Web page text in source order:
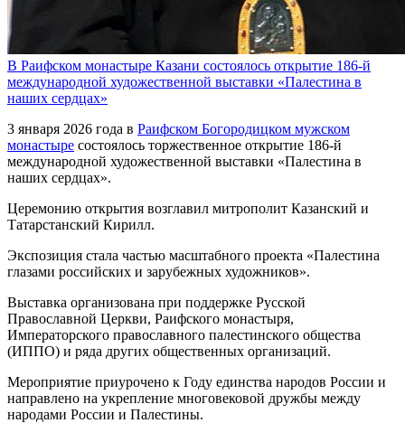
В Раифском монастыре Казани состоялось открытие 186-й
международной художественной выставки «Палестина в
наших сердцах»
3 января 2026 года в Раифском Богородицком мужском
монастыре состоялось торжественное открытие 186-й
международной художественной выставки «Палестина в
наших сердцах».
Церемонию открытия возглавил митрополит Казанский и
Татарстанский Кирилл.
Экспозиция стала частью масштабного проекта «Палестина
глазами российских и зарубежных художников».
Выставка организована при поддержке Русской
Православной Церкви, Раифского монастыря,
Императорского православного палестинского общества
(ИППО) и ряда других общественных организаций.
Мероприятие приурочено к Году единства народов России и
направлено на укрепление многовековой дружбы между
народами России и Палестины.